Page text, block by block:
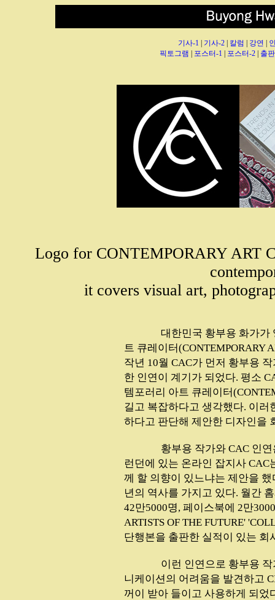
기사-1 기사-2 칼럼 강연
픽토그램
포스터-1 포스터-2 출판
Logo for CONTEMPORARY ART
it covers visual art,
대한민국 황부용 화가가
트 큐레이터(CONTEMPORARY
작년 10월 CAC가 먼저 황부용
한 인연이 계기가 되었다. 평소
템포러리 아트 큐레이터
길고 복잡하다고 생각했다. 이
하다고 판단해 제안한 디자인을
황부용 작가와 CAC 인
런던에 있는 온라인 잡지사
께 할 의향이 있느냐는 제안을
년의 역사를 가지고 있다. 월간
42만5000명, 페이스북에 2만
ARTISTS OF THE FUTURE'
단행본을 출판한 실적이 있는 회
이런 인연으로 황부용
니케이션의 어려움을 발견하고
꺼이 받아 들이고 사용하게 되었